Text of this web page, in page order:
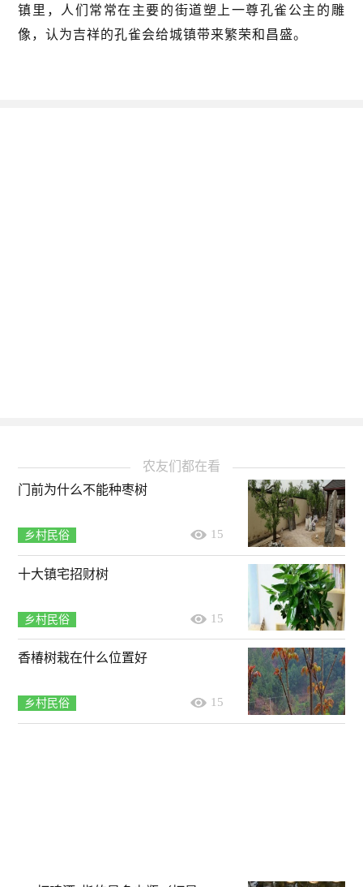
镇里，人们常常在主要的街道塑上一尊孔雀公主的雕
像，认为吉祥的孔雀会给城镇带来繁荣和昌盛。
农友们都在看
门前为什么不能种枣树
乡村民俗 15
十大镇宅招财树
乡村民俗 15
香椿树栽在什么位置好
乡村民俗 15